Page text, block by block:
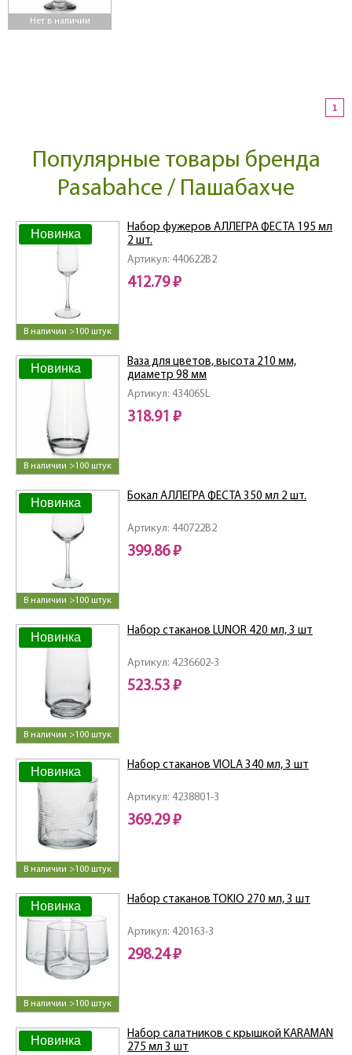
Нет в наличии
1
Популярные товары бренда
Pasabahce / Пашабахче
Новинка
В наличии >100 штук
Артикул: 440622B2
Набор фужеров АЛЛЕГРА ФЕСТА 195 мл
2 шт.
412.79 ₽
Новинка
В наличии >100 штук
Артикул: 43406SL
Ваза для цветов, высота 210 мм,
диаметр 98 мм
318.91 ₽
Новинка
В наличии >100 штук
Артикул: 440722B2
Бокал АЛЛЕГРА ФЕСТА 350 мл 2 шт.
399.86 ₽
Новинка
В наличии >100 штук
Артикул: 4236602-3
Набор стаканов LUNOR 420 мл, 3 шт
523.53 ₽
Новинка
В наличии >100 штук
Артикул: 4238801-3
Набор стаканов VIOLA 340 мл, 3 шт
369.29 ₽
Новинка
В наличии >100 штук
Артикул: 420163-3
Набор стаканов TOKIO 270 мл, 3 шт
298.24 ₽
Новинка
Набор салатников с крышкой KARAMAN
275 мл 3 шт